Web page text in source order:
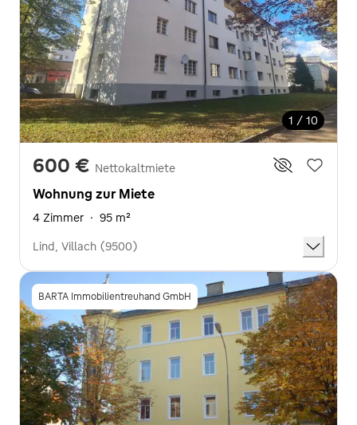
1 / 10
600 € Nettokaltmiete
Wohnung zur Miete
4 Zimmer · 95 m²
Lind, Villach (9500)
BARTA Immobilientreuhand GmbH